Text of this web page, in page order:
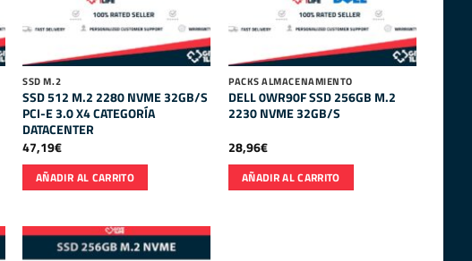
SSD M.2
SSD 512 M.2 2280 NVME 32GB/S
PCI-E 3.0 X4 CATEGORÍA
DATACENTER
47,19€
AÑADIR AL CARRITO
PACKS ALMACENAMIENTO
DELL 0WR90F SSD 256GB M.2
2230 NVME 32GB/S
28,96€
AÑADIR AL CARRITO